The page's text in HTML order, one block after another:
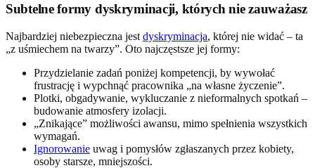
Subtelne formy dyskryminacji, których nie zauważasz
Najbardziej niebezpieczna jest dyskryminacja, której nie widać – ta
„z uśmiechem na twarzy”. Oto najczęstsze jej formy:
Przydzielanie zadań poniżej kompetencji, by wywołać
frustrację i wypchnąć pracownika „na własne życzenie”.
Plotki, obgadywanie, wykluczanie z nieformalnych spotkań –
budowanie atmosfery izolacji.
„Znikające” możliwości awansu, mimo spełnienia wszystkich
wymagań.
Ignorowanie uwag i pomysłów zgłaszanych przez kobiety,
osoby starsze, mniejszości.